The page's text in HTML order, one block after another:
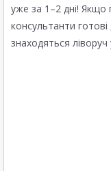
уже за 1–2 дні!
консультанти
знаходяться ліворуч